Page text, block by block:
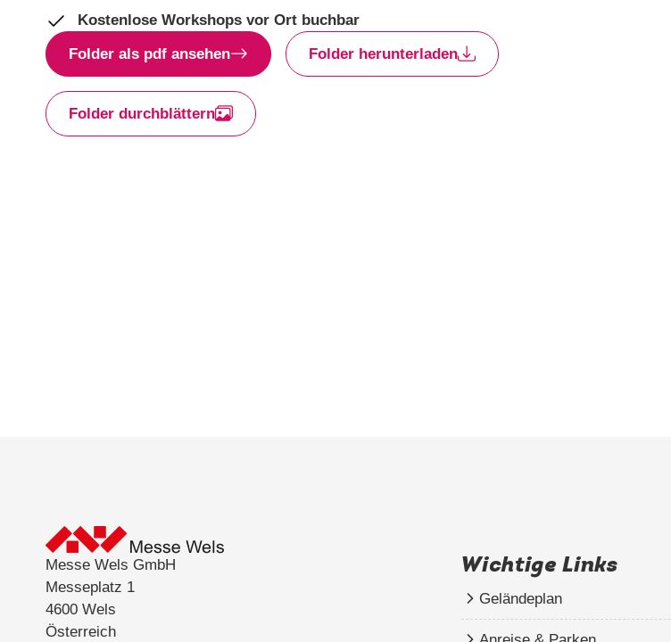
Kostenlose Workshops vor Ort buchbar
Folder als pdf ansehen
Folder herunterladen
Folder durchblättern
Messe Wels GmbH
Messeplatz 1
4600 Wels
Österreich
Wichtige Links
Geländeplan